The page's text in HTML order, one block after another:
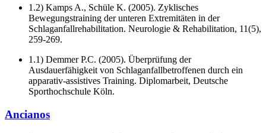
1.2) Kamps A., Schüle K. (2005). Zyklisches
Bewegungstraining der unteren Extremitäten in der
Schlaganfallrehabilitation. Neurologie & Rehabilitation, 11(5),
259-269.
1.1) Demmer P.C. (2005). Überprüfung der
Ausdauerfähigkeit von Schlaganfallbetroffenen durch ein
apparativ-assistives Training. Diplomarbeit, Deutsche
Sporthochschule Köln.
Ancianos